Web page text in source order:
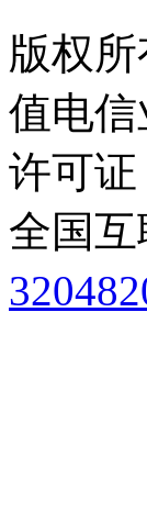
版权
值电
许可证
全国